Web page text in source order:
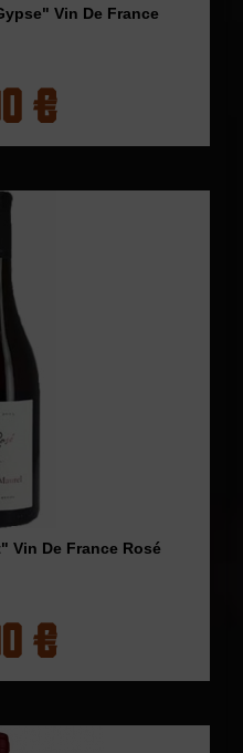
Vin De France
€
Vin De France Rosé
€